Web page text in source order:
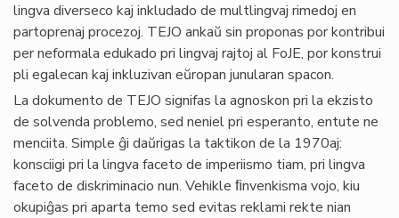
lingva diverseco kaj inkludado de multlingvaj rimedoj en
partoprenaj procezoj. TEJO ankaŭ sin proponas por kontribui
per neformala edukado pri lingvaj rajtoj al FoJE, por konstrui
pli egalecan kaj inkluzivan eŭropan junularan spacon.
La dokumento de TEJO signifas la agnoskon pri la ekzisto
de solvenda problemo, sed neniel pri esperanto, entute ne
menciita. Simple ĝi daŭrigas la taktikon de la 1970aj:
konsciigi pri la lingva faceto de imperiismo tiam, pri lingva
faceto de diskriminacio nun. Vehikle ﬁnvenkisma vojo, kiu
okupiĝas pri aparta temo sed evitas reklami rekte nian